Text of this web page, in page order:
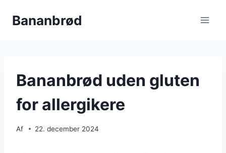
Bananbrød
Bananbrød uden gluten
for allergikere
Af 22. december 2024